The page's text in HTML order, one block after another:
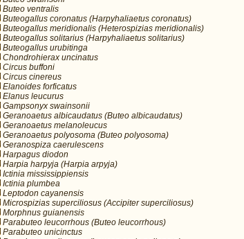
Buteo ventralis
Buteogallus coronatus (Harpyhaliaetus coronatus)
Buteogallus meridionalis (Heterospizias meridionalis)
Buteogallus solitarius (Harpyhaliaetus solitarius)
Buteogallus urubitinga
Chondrohierax uncinatus
Circus buffoni
Circus cinereus
Elanoides forficatus
Elanus leucurus
Gampsonyx swainsonii
Geranoaetus albicaudatus (Buteo albicaudatus)
Geranoaetus melanoleucus
Geranoaetus polyosoma (Buteo polyosoma)
Geranospiza caerulescens
Harpagus diodon
Harpia harpyja (Harpia arpyja)
Ictinia mississippiensis
Ictinia plumbea
Leptodon cayanensis
Microspizias superciliosus (Accipiter superciliosus)
Morphnus guianensis
Parabuteo leucorrhous (Buteo leucorrhous)
Parabuteo unicinctus